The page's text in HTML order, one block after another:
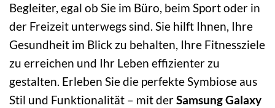
Begleiter, egal ob Sie im Büro, beim Sport oder in
der Freizeit unterwegs sind. Sie hilft Ihnen, Ihre
Gesundheit im Blick zu behalten, Ihre Fitnessziele
zu erreichen und Ihr Leben effizienter zu
gestalten. Erleben Sie die perfekte Symbiose aus
Stil und Funktionalität – mit derSamsung Galaxy